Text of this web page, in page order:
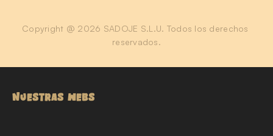
Copyright @ 2026 SADOJE S.L.U. Todos los derechos
reservados.
NUESTRAS WEBS